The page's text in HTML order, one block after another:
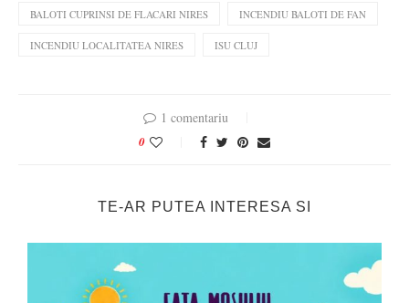
BALOTI CUPRINSI DE FLACARI NIRES INCENDIU BALOTI DE FAN
INCENDIU LOCALITATEA NIRES ISU CLUJ
1 comentariu
0
TE-AR PUTEA INTERESA SI